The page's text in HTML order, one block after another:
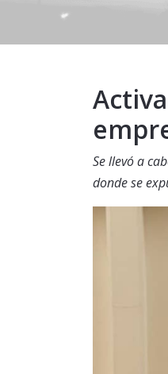
Se llevó a
donde se